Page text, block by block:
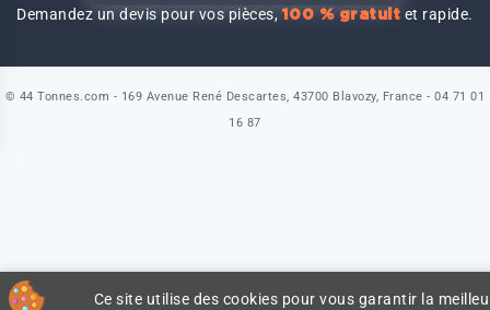
Demandez un devis pour vos pièces,100 % gratuit et rapide.
Ce site utilise des cookies pour vous garantir la
© 44 Tonnes.com - 169 Avenue René Descartes, 43700 Blavozy, France - 04 71 01
16 87